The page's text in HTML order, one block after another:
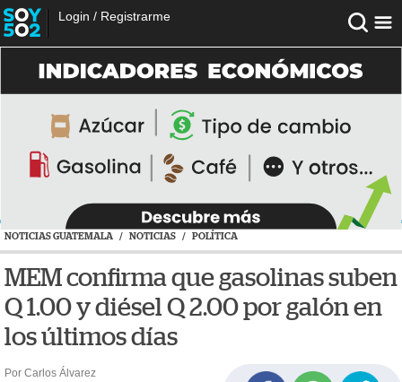
Login / Registrarme
NOTICIAS GUATEMALA / NOTICIAS / POLÍTICA
MEM confirma que gasolinas suben
Q 1.00 y diésel Q 2.00 por galón en
los últimos días
Por Carlos Álvarez